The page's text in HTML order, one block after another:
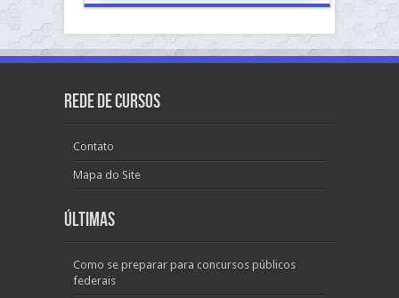
Rede de Cursos
Contato
Mapa do Site
Últimas
Como se preparar para concursos públicos
federais